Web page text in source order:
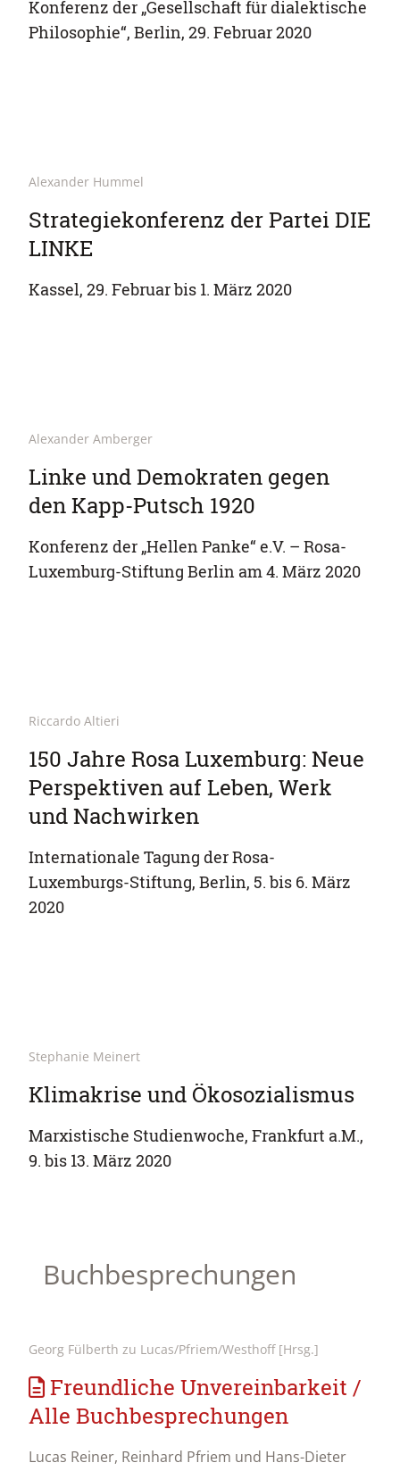
Konferenz der „Gesellschaft für dialektische
Philosophie“, Berlin, 29. Februar 2020
Alexander Hummel
Strategiekonferenz der Partei DIE
LINKE
Kassel, 29. Februar bis 1. März 2020
Alexander Amberger
Linke und Demokraten gegen
den Kapp-Putsch 1920
Konferenz der „Hellen Panke“ e.V. – Rosa-
Luxemburg-Stiftung Berlin am 4. März 2020
Riccardo Altieri
150 Jahre Rosa Luxemburg: Neue
Perspektiven auf Leben, Werk
und Nachwirken
Internationale Tagung der Rosa-
Luxemburgs-Stiftung, Berlin, 5. bis 6. März
2020
Stephanie Meinert
Klimakrise und Ökosozialismus
Marxistische Studienwoche, Frankfurt a.M.,
9. bis 13. März 2020
Buchbesprechungen
Georg Fülberth zu Lucas/Pfriem/Westhoff [Hrsg.]
Freundliche Unvereinbarkeit /
Alle Buchbesprechungen
Lucas Reiner, Reinhard Pfriem und Hans-Dieter